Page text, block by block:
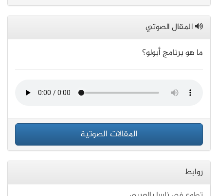
المقال الصوتي
ما هو برنامج أبولو؟
المقالات الصوتية
روابط